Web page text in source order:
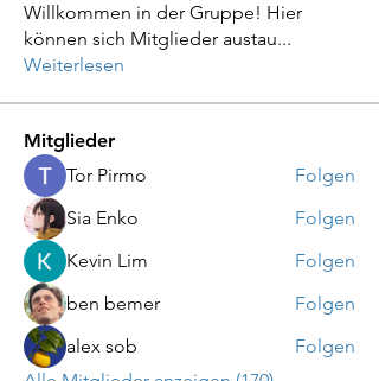
Willkommen in der Gruppe! Hier
können sich Mitglieder austau...
Weiterlesen
Mitglieder
Tor Pirmo
Folgen
Sia Enko
Folgen
Kevin Lim
Folgen
ben bemer
Folgen
alex sob
Folgen